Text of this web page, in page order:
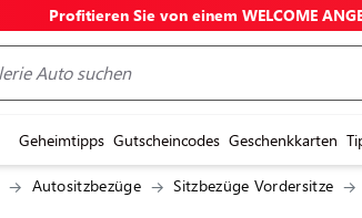
Profitieren Sie von einem WELCOME
Geheimtipps Gutscheincodes Geschenkkarten
Autositzbezüge Sitzbezüge Vordersitze